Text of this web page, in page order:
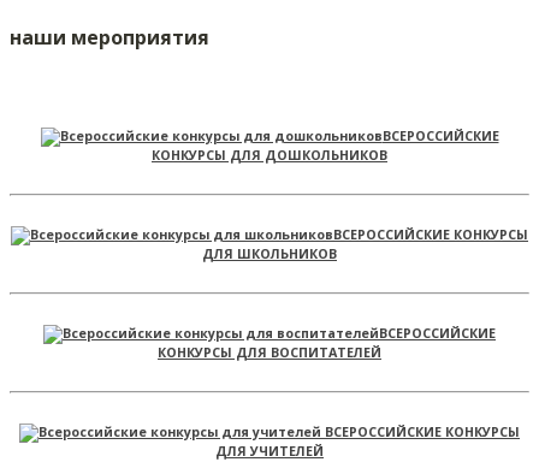
наши мероприятия
ВСЕРОССИЙСКИЕ
КОНКУРСЫ ДЛЯ ДОШКОЛЬНИКОВ
ВСЕРОССИЙСКИЕ КОНКУРСЫ
ДЛЯ ШКОЛЬНИКОВ
ВСЕРОССИЙСКИЕ
КОНКУРСЫ ДЛЯ ВОСПИТАТЕЛЕЙ
ВСЕРОССИЙСКИЕ КОНКУРСЫ
ДЛЯ УЧИТЕЛЕЙ